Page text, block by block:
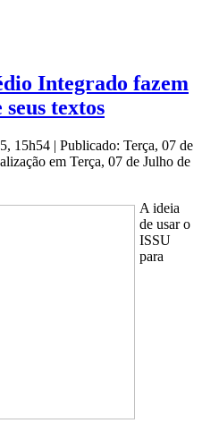
Integrado fazem
textos
15h54 | Publicado: Terça, 07 de
em Terça, 07 de Julho de
A ideia
de usar o
ISSU
para